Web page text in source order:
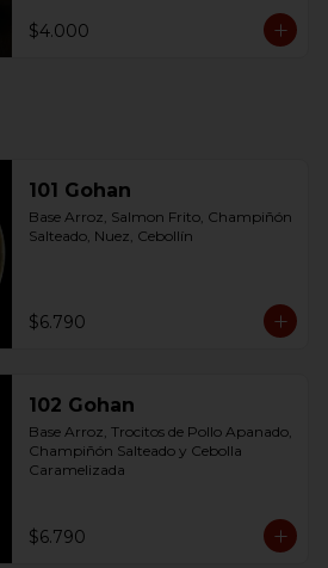
$4.000
101 Gohan
Base Arroz, Salmon Frito, Champiñón
Salteado, Nuez, Cebollín
$6.790
102 Gohan
Base Arroz, Trocitos de Pollo Apanado,
Champiñón Salteado y Cebolla
Caramelizada
$6.790